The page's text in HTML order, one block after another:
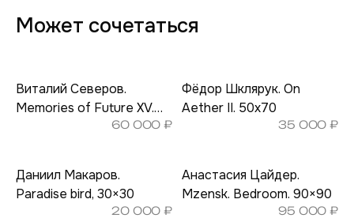
Может сочетаться
Виталий Северов.
Memories of Future XV.
60 000₽
Даниил Макаров.
Paradise bird, 30×30
20 000₽
Фёдор Шклярук. On
Aether II. 50х70
35 000₽
Анастасия Цайдер.
Mzensk. Bedroom. 90×90
95 000₽